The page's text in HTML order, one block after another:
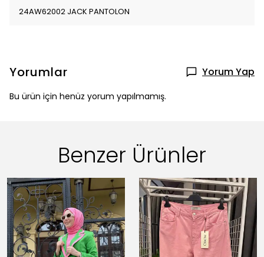
24AW62002 JACK PANTOLON
Yorumlar Yorum Yap
Bu ürün için henüz yorum yapılmamış.
Benzer Ürünler